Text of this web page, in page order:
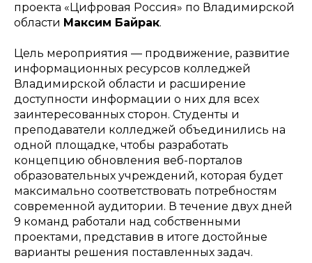
проекта «Цифровая Россия» по Владимирской
области Максим Байрак.
Цель мероприятия — продвижение, развитие
информационных ресурсов колледжей
Владимирской области и расширение
доступности информации о них для всех
заинтересованных сторон. Студенты и
преподаватели колледжей объединились на
одной площадке, чтобы разработать
концепцию обновления веб-порталов
образовательных учреждений, которая будет
максимально соответствовать потребностям
современной аудитории. В течение двух дней
9 команд работали над собственными
проектами, представив в итоге достойные
варианты решения поставленных задач.